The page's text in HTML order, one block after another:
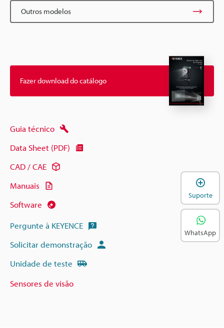
Outros modelos
Fazer download do catálogo
Guia técnico
Data Sheet (PDF)
CAD / CAE
Manuais
Software
Pergunte à KEYENCE
Solicitar demonstração
Unidade de teste
Sensores de visão
Suporte
WhatsApp